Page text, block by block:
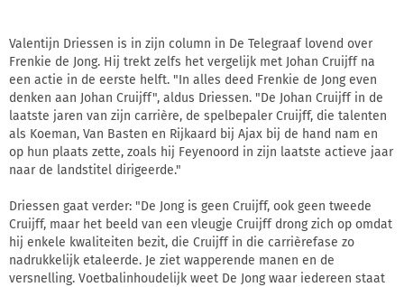
Valentijn Driessen is in zijn column in De Telegraaf lovend over
Frenkie de Jong. Hij trekt zelfs het vergelijk met Johan Cruijff na
een actie in de eerste helft. "In alles deed Frenkie de Jong even
denken aan Johan Cruijff", aldus Driessen. "De Johan Cruijff in de
laatste jaren van zijn carrière, de spelbepaler Cruijff, die talenten
als Koeman, Van Basten en Rijkaard bij Ajax bij de hand nam en
op hun plaats zette, zoals hij Feyenoord in zijn laatste actieve jaar
naar de landstitel dirigeerde."
Driessen gaat verder: "De Jong is geen Cruijff, ook geen tweede
Cruijff, maar het beeld van een vleugje Cruijff drong zich op omdat
hij enkele kwaliteiten bezit, die Cruijff in die carrièrefase zo
nadrukkelijk etaleerde. Je ziet wapperende manen en de
versnelling. Voetbalinhoudelijk weet De Jong waar iedereen staat